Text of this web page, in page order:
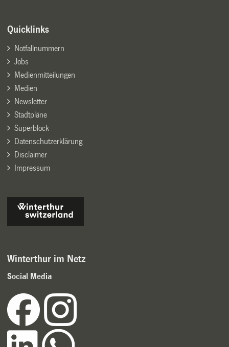
Quicklinks
Notfallnummern
Jobs
Medienmitteilungen
Medien
Newsletter
Stadtpläne
Superblock
Datenschutzerklärung
Disclaimer
Impressum
Winterthur im Netz
Social Media